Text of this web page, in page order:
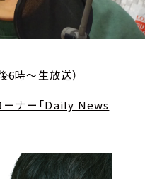
6時～生放送）
ーナー「Daily News